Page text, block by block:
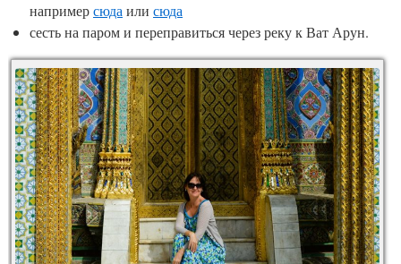
напримерсюдаили сюда
сесть на паром и переправиться через реку к Ват Арун.